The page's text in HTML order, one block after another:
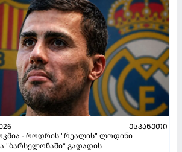
ᲔᲡᲞᲐᲜᲔᲗᲘ
- როდრის "რეალის" ლოდინი
"ბარსელონაში" გადადის